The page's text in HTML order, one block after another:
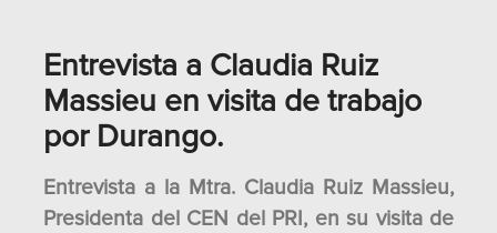
Entrevista a Claudia Ruiz
Massieu en visita de trabajo
por Durango.
Entrevista a la Mtra. Claudia Ruiz Massieu,
Presidenta del CEN del PRI, en su visita de